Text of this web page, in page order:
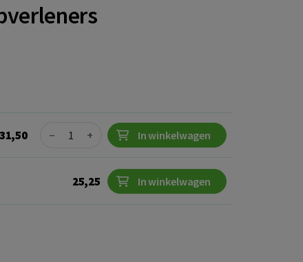
31,50 Quantity
− + In winkelwagen
25,25 In winkelwagen